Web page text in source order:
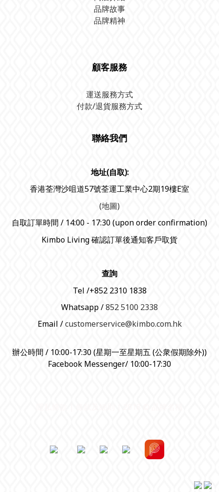
品牌故事
品牌精神
顧客服務
運送服務方式
付款/退貨服務方式
聯絡我們
地址(自取):
香港荃灣沙咀道57號荃運工業中心2期19樓E室
(地圖)
自取訂單時間 / 14:00 - 17:30 (upon order confirmation)
Kimbo Living 確認訂單後通知客戶取貨
查詢
Tel /+852 2310 1838
Whatsapp /852 5100 2338
Email /customerservice@kimbo.com.hk
辦公時間 / 10:00-17:30 (星期一至星期五 (公衆假期除外))
Facebook Messenger/ 10:00-17:30